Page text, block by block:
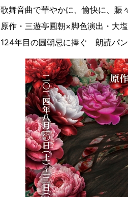
歌舞音曲で華やかに、愉快に、
原作・三遊亭圓朝×脚色演出・大
124年目の圓朝忌に捧ぐ 朗読パ